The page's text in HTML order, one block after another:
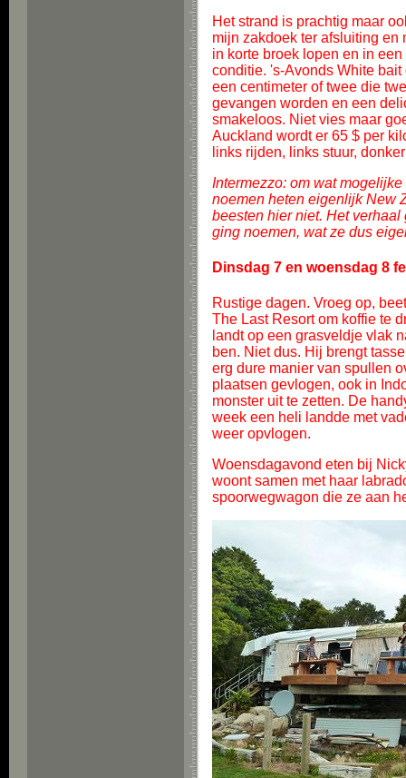
Het strand is prachtig maar
mijn zakdoek ter afsluiting en
in korte broek lopen en in
conditie. 's-Avonds White
een centimeter of twee die
gevangen worden en een
smakeloos. Niet vies maar
Auckland wordt er 65 $ per
links rijden, links stuur,
Intermezzo: om wat
noemen heten eigenlijk New
beesten hier niet. Het
ging noemen, wat ze dus
Dinsdag 7 en woensdag 8
Rustige dagen. Vroeg op,
The Last Resort om koffie te
landt op een grasveldje vlak
ben. Niet dus. Hij brengt
erg dure manier van spullen
plaatsen gevlogen, ook in
monster uit te zetten. De
week een heli landde met
weer opvlogen.
Woensdagavond eten bij
woont samen met haar
spoorwegwagon die ze aan